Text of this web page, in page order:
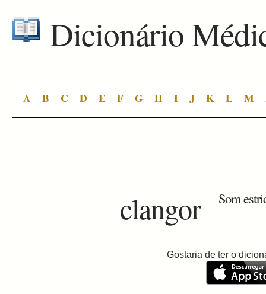
Dicionário
A B C D E F G H I J K L M
clangor Som
Gostaria de ter o